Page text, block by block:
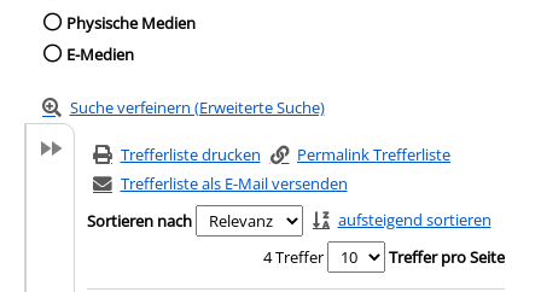
Physische Medien
E-Medien
Suche verfeinern (Erweiterte Suche)
Trefferliste drucken
Permalink Trefferliste
Trefferliste als E-Mail versenden
Sortieren nach
aufsteigend sortieren
4 Treffer
Treffer pro Seite